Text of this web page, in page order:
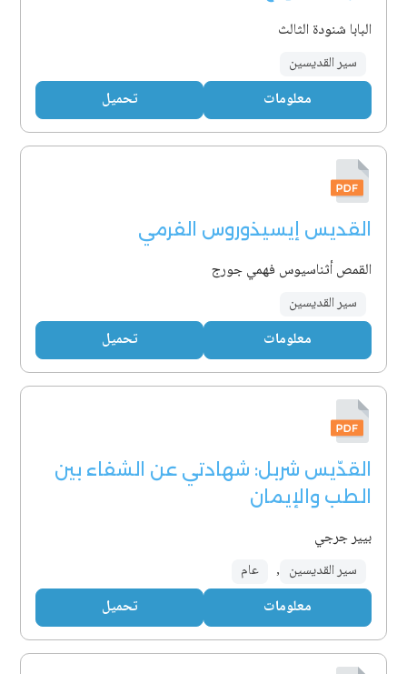
البابا شنودة الثالث
سير القديسين
معلومات تحميل
القديس إيسيذوروس الفرمي
القمص أثناسيوس فهمي جورج
سير القديسين
معلومات تحميل
القدّيس شربل: شهادتي عن الشفاء بين
الطب والإيمان
بيير جرجي
سير القديسين , عام
معلومات تحميل